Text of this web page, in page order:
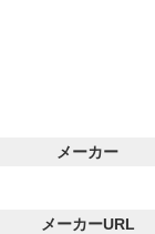
メーカー
メーカーURL